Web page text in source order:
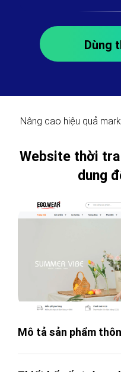
Dùng
Nâng cao hiệu quả
Website thời
dung
Mô tả sản phẩm